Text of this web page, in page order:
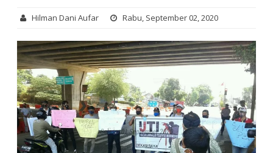
Hilman Dani Aufar Rabu, September 02, 2020